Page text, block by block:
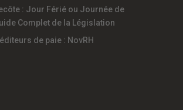
: Jour Férié ou Journée de
Complet de la Législation
de paie : NovRH